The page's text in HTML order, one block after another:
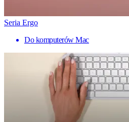
Seria Ergo
Do komputerów Mac